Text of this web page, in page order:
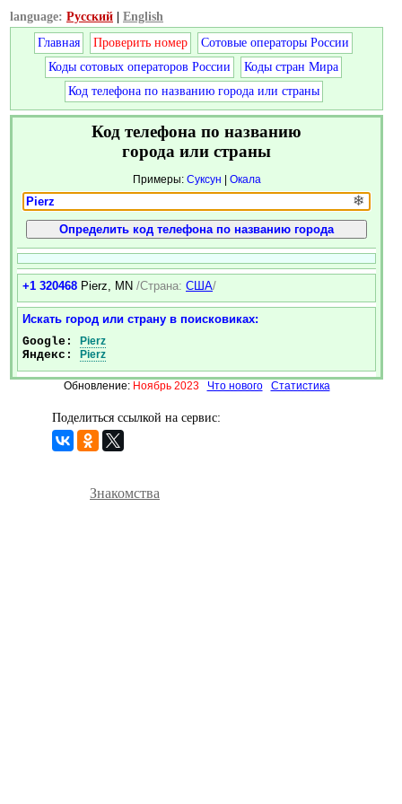
language: Русский
English
Главная
Проверить номер
Сотовые операторы России
Коды сотовых операторов России
Коды стран Мира
Код телефона по названию города или страны
Код телефона по названию
города или страны
Примеры: Суксун | Окала
❄
+1 320468 Pierz, MN /Страна: США/
Искать город или страну в поисковиках:
Google: Pierz
Яндекс: Pierz
Обновление: Ноябрь 2023 Что нового Статистика
Поделиться ссылкой на сервис:
Знакомства